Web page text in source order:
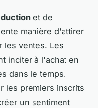
et de
manière d'attirer
les ventes. Les
inciter à l'achat en
dans le temps.
les premiers inscrits
un sentiment